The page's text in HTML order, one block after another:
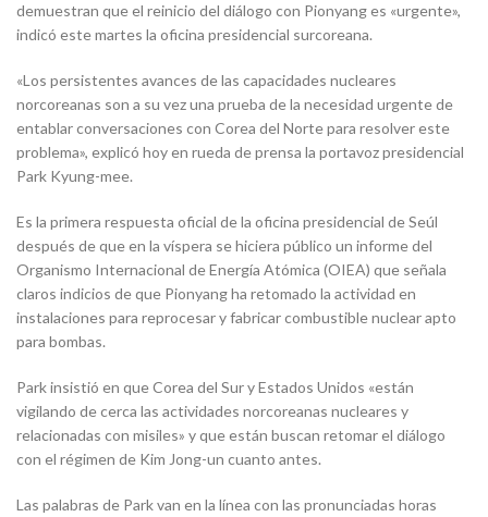
demuestran que el reinicio del diálogo con Pionyang es «urgente»,
indicó este martes la oficina presidencial surcoreana.
«Los persistentes avances de las capacidades nucleares
norcoreanas son a su vez una prueba de la necesidad urgente de
entablar conversaciones con Corea del Norte para resolver este
problema», explicó hoy en rueda de prensa la portavoz presidencial
Park Kyung-mee.
Es la primera respuesta oficial de la oficina presidencial de Seúl
después de que en la víspera se hiciera público un informe del
Organismo Internacional de Energía Atómica (OIEA) que señala
claros indicios de que Pionyang ha retomado la actividad en
instalaciones para reprocesar y fabricar combustible nuclear apto
para bombas.
Park insistió en que Corea del Sur y Estados Unidos «están
vigilando de cerca las actividades norcoreanas nucleares y
relacionadas con misiles» y que están buscan retomar el diálogo
con el régimen de Kim Jong-un cuanto antes.
Las palabras de Park van en la línea con las pronunciadas horas